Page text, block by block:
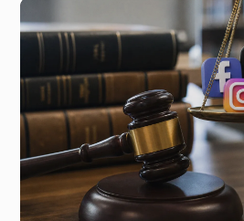
5 минут назад
Интернет-гангстеры и цифровая